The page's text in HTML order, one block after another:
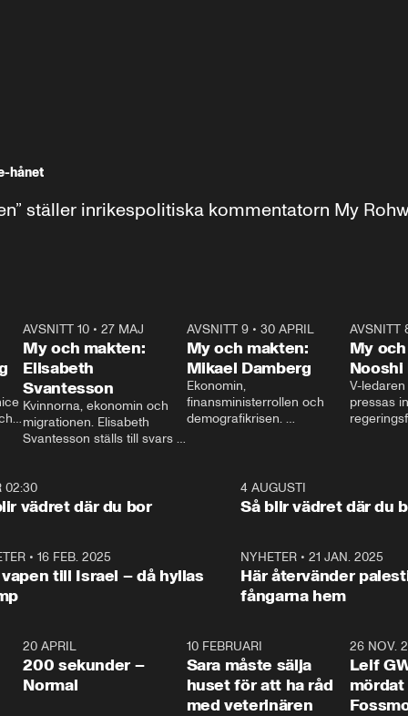
hånet
ställer inrikespolitiska kommentatorn My
AVSNITT 10 •27 MAJ
My och makten:
Elisabeth
Svantesson
Kvinnorna, ekonomin och
migrationen. Elisabeth
Svantesson ställs till svars
AVSNITT 9• 30 APRIL
My och makten:
Mikael Damberg
Ekonomin,
finansministerrollen och
demografikrisen.
och Makten.
AVSNITT
My
Nooshi
V-
pressas
– Vi
vara med
1:06
02:30
vädret där du bor
4 AUGUSTI
Så blir vädret där du
• 16 FEB. 2025
vapen till Israel – då hyllas
NYHETER •21 JAN. 2025
Här återvänder
fångarna hem
4:2320 APRIL
200 sekunder –
Normal
10 FEBRUARI
Sara måste sälja
huset för att ha råd
med veterinären
26 NOV.
Leif